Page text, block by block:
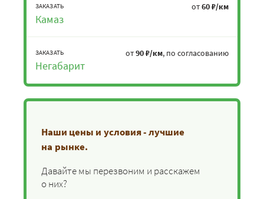
ЗАКАЗАТЬ
Камаз
от60 ₽/км
ЗАКАЗАТЬ
Негабарит
от90 ₽/км, по согласованию
Наши цены и условия - лучшие
на рынке.
Давайте мы перезвоним и расскажем
о них?